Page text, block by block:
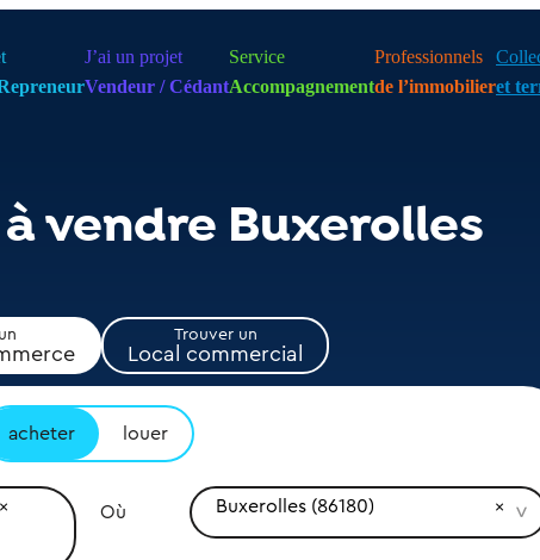
J’ai un projet
Vendeur / Cédant
Service
Accompagnement
Professionnels
de l’immobilieret
vendre Buxerolles
Trouver un
Local commercial
acheter louer
Où Buxerolles (86180)